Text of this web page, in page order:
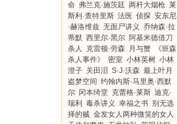
命 弗兰克·施茨廷 两杆大烟枪 莱
斯利·查特里斯 法医 侦探 安东尼
·赫洛维兹 无面尸讲义 乔纳森·拉
蒂默 西里尔·黑尔 阿基米德借刀
杀人
克雷顿·劳森 月与蟹
《班森
杀人事件》
密室 小林英树 小林
澄子 关田泪 S·J·沃森 最上叶月
盗梦空间 约翰内斯·马里奥·西默
尔 冈本绮堂 克蕾格·莱斯 迪克·
瑞利
毒杀讲义 幸福之书 别无选
择的贼 金发女人两种微笑的女人